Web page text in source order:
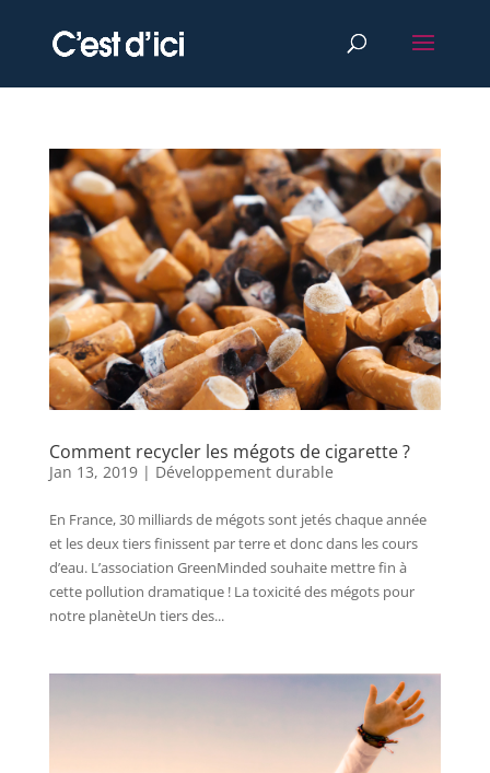
Comment recycler les mégots de cigarette ?
Jan 13, 2019| Développement durable
En France, 30 milliards de mégots sont jetés chaque année
et les deux tiers finissent par terre et donc dans les cours
d’eau. L’association GreenMinded souhaite mettre fin à
cette pollution dramatique ! La toxicité des mégots pour
notre planèteUn tiers des...